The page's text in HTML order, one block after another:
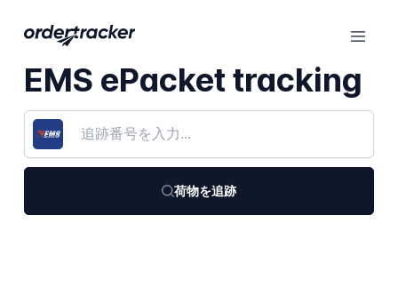
EMS ePacket tracking
荷物を追跡